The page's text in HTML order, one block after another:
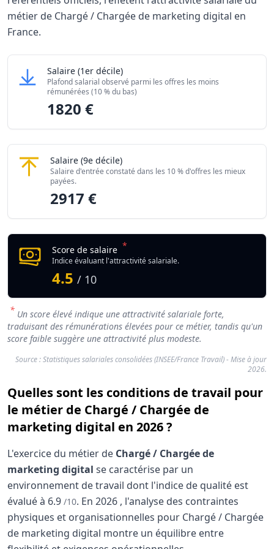
métier de Chargé / Chargée de marketing digital en
France.
Grille salariale Chargé / Chargée de marketing
Niveau de salaire (Déciles)
Salaire minimum (10% les moins rémunérés)
Salaire maximum (10% les mieux rémunérés)
Salaire Chargé / Chargée de marketing digital
(1er décile)
Plafond salarial observé parmi les offres les moins
rémunérées (10 % du bas)
1820 €
Salaire Chargé / Chargée de marketing digital
(9e décile)
Salaire d'entrée constaté dans les 10 % d'offres les mieux
payées.
2917 €
Score de salaire *
Indice évaluant l'attractivité salariale.
4.5 / 10
* Un score élevé indique une attractivité salariale forte,
traduisant des rémunérations élevées pour ce métier, tandis qu'un
score faible suggère une attractivité plus modeste.
Source : Statistiques salariales consolidées (INSEE/France Travail) - Mise à jour
2026.
Quelles sont les conditions de travail pour
le métier de Chargé / Chargée de
marketing digital en 2026 ?
L'exercice du métier de Chargé / Chargée de
marketing digital se caractérise par un
environnement de travail dont l'indice de qualité est
évalué à 6.9 /10. En 2026 , l'analyse des contraintes
physiques et organisationnelles pour Chargé / Chargée
de marketing digital montre un équilibre entre